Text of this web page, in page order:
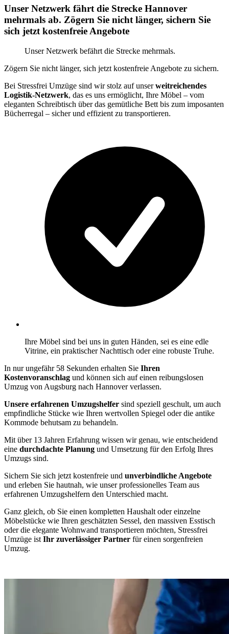
Unser Netzwerk fährt die Strecke Hannover
mehrmals ab. Zögern Sie nicht länger, sichern Sie
sich jetzt kostenfreie Angebote
Unser Netzwerk befährt die Strecke mehrmals.
Zögern Sie nicht länger, sich jetzt kostenfreie Angebote zu sichern.
Bei Stressfrei Umzüge sind wir stolz auf unserweitreichendes
Logistik-Netzwerk, das es uns ermöglicht, Ihre Möbel – vom
eleganten Schreibtisch über das gemütliche Bett bis zum imposanten
Bücherregal – sicher und effizient zu transportieren.
Ihre Möbel sind bei uns in guten Händen, sei es eine edle
Vitrine, ein praktischer Nachttisch oder eine robuste Truhe.
In nur ungefähr 58 Sekunden erhalten Sie Ihren
Kostenvoranschlag und können sich auf einen reibungslosen
Umzug von Augsburg nach Hannover verlassen.
Unsere erfahrenen Umzugshelfer sind speziell geschult, um auch
empfindliche Stücke wie Ihren wertvollen Spiegel oder die antike
Kommode behutsam zu behandeln.
Mit über 13 Jahren Erfahrung wissen wir genau, wie entscheidend
eine durchdachte Planung und Umsetzung für den Erfolg Ihres
Umzugs sind.
Sichern Sie sich jetzt kostenfreie und unverbindliche Angebote
und erleben Sie hautnah, wie unser professionelles Team aus
erfahrenen Umzugshelfern den Unterschied macht.
Ganz gleich, ob Sie einen kompletten Haushalt oder einzelne
Möbelstücke wie Ihren geschätzten Sessel, den massiven Esstisch
oder die elegante Wohnwand transportieren möchten, Stressfrei
Umzüge ist Ihr zuverlässiger Partner für einen sorgenfreien
Umzug.